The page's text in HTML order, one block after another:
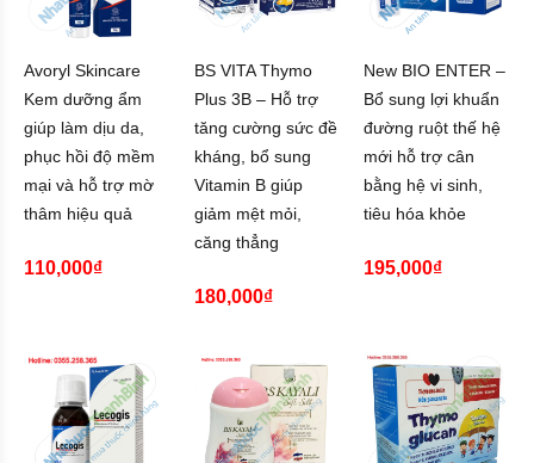
Avoryl Skincare
Kem dưỡng ẩm
giúp làm dịu da,
phục hồi độ mềm
mại và hỗ trợ mờ
thâm hiệu quả
110,000₫
BS VITA Thymo
Plus 3B – Hỗ trợ
tăng cường sức đề
kháng, bổ sung
Vitamin B giúp
giảm mệt mỏi,
căng thẳng
180,000₫
New BIO ENTER –
Bổ sung lợi khuẩn
đường ruột thế hệ
mới hỗ trợ cân
bằng hệ vi sinh,
tiêu hóa khỏe
195,000₫